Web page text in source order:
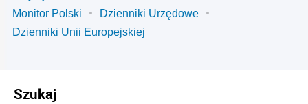
Monitor Polski
Dzienniki Urzędowe
Dzienniki Unii Europejskiej
Szukaj